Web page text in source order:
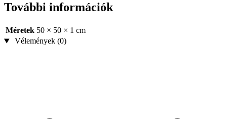
További információk
Méretek 50 × 50 × 1 cm
Vélemények (0)